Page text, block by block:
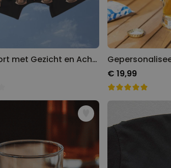
Boxershort met Gezicht en Achtergronden
€ 19,99